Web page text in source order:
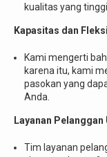
kualitas yang
Kapasitas dan
Kami mengerti
karena itu, kami
pasokan yang
Anda.
Layanan Pelanggan
Tim layanan